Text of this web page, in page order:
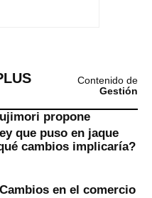
Contenido de
Gestión
propone
que puso en jaque
cambios implicaría?
en el comercio